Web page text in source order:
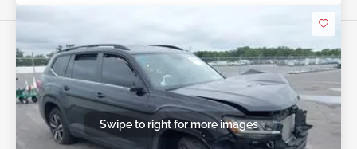
Swipe to right for more images